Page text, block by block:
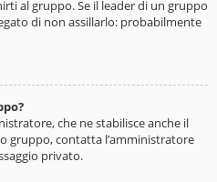
al gruppo. Se il leader di un gruppo
di non assillarlo: probabilmente
che ne stabilisce anche il
gruppo, contatta l’amministratore
privato.